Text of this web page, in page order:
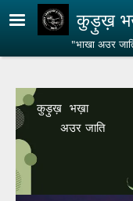
Skip to main content
कुड़ुख़
"भाखा अउर
कुड़ुख़ भख़ा
अउर जाति